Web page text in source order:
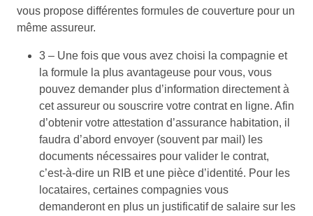
vous propose différentes formules de couverture pour un
même assureur.
3 – Une fois que vous avez choisi la compagnie et
la formule la plus avantageuse pour vous, vous
pouvez demander plus d’information directement à
cet assureur ou souscrire votre contrat en ligne. Afin
d’obtenir votre attestation d’assurance habitation, il
faudra d’abord envoyer (souvent par mail) les
documents nécessaires pour valider le contrat,
c’est-à-dire un RIB et une pièce d’identité. Pour les
locataires, certaines compagnies vous
demanderont en plus un justificatif de salaire sur les